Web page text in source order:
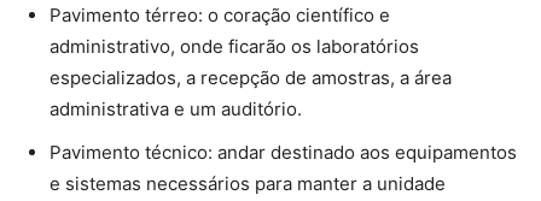
Pavimento térreo: o coração científico e
administrativo, onde ficarão os laboratórios
especializados, a recepção de amostras, a área
administrativa e um auditório.
Pavimento técnico: andar destinado aos equipamentos
e sistemas necessários para manter a unidade